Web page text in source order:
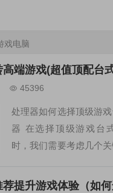
戏电脑
端游戏(超值顶配台
45396
处理器如何选择顶级游
器 在选择顶级游戏台
时，我们需要考虑几个
多核心、更高频率的处理
提升游戏体验（如